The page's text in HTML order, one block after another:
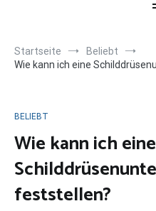
Startseite
Beliebt
Wie kann ich eine
BELIEBT
Wie kann ich eine
feststellen?